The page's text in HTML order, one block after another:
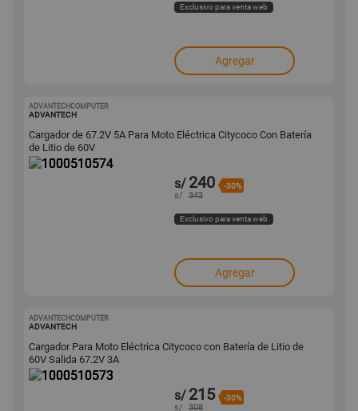
Exclusivo para venta web
Agregar
ADVANTECHCOMPUTER
ADVANTECH
Cargador de 67.2V 5A Para Moto Eléctrica Citycoco Con Batería
de Litio de 60V
s/ 240 -30%
s/ 343
Exclusivo para venta web
Agregar
ADVANTECHCOMPUTER
ADVANTECH
Cargador Para Moto Eléctrica Citycoco con Batería de Litio de
60V Salida 67.2V 3A
s/ 215 -30%
s/ 308